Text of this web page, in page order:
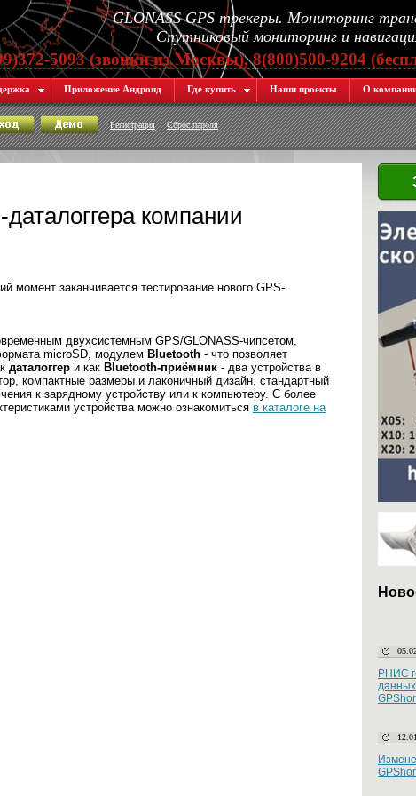
GLONASS GPS трекеры. Мониторинг
Спутниковый мониторинг и
5093 (звонки из Москвы), 8(800)500-9204
Приложение Андроид Где купить Наши проекты О
Регистрация Сброс пароля
компании
момент заканчивается тестирование нового GPS-
двухсистемным GPS/GLONASS-чипсетом,
microSD, модулем Bluetooth - что позволяет
даталоггер и как Bluetooth-приёмник - два устройства в
компактные размеры и лаконичный дизайн, стандартный
к зарядному устройству или к компьютеру. С более
устройства можно ознакомиться в каталоге на
РНИС